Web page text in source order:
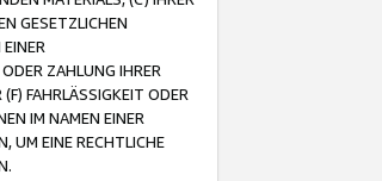
GESETZLICHEN
ZAHLUNG IHRER
FAHRLÄSSIGKEIT ODER
IM NAMEN EINER
UM EINE RECHTLICHE